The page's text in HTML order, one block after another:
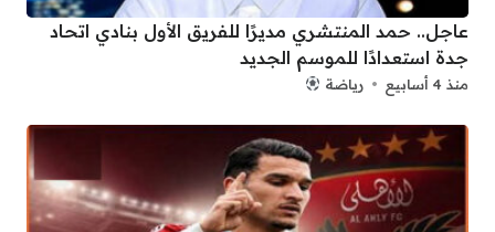
عاجل.. حمد المنتشري مديرًا للفريق الأول بنادي اتحاد
جدة استعدادًا للموسم الجديد
منذ 4 أسابيع رياضة